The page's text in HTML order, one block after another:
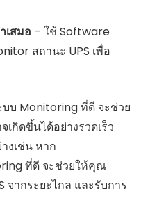
เสมอ – ใช้ Software
สถานะ UPS เพื่อ
บบ Monitoring ที่ดี จะช่วย
กิดขึ้นได้อย่างรวดเร็ว
งเช่น หาก
ที่ดี จะช่วยให้คุณ
จากระยะไกล และรับการ